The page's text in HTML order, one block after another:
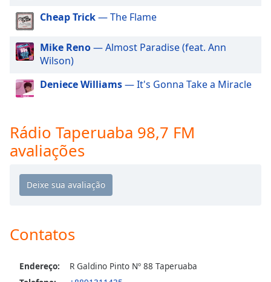
dialog
window.
Escape
and
close
window.
Text
Opacity
Text
Color
Cheap Trick— The Flame
Mike Reno— Almost Paradise (feat. Ann
Wilson)
Deniece Williams— It's Gonna Take a Miracle
Rádio Taperuaba 98,7 FM
avaliações
Contatos
Endereço:
R Galdino Pinto Nº 88 Taperuaba